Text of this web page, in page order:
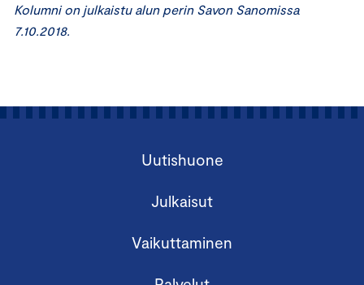
Kolumni on julkaistu alun perin Savon Sanomissa
7.10.2018.
Uutishuone
Julkaisut
Vaikuttaminen